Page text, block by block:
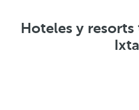
Hoteles y